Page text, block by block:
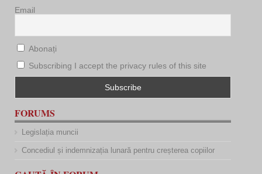
Email
Abonați
Subscribing I accept the privacy rules of this site
FORUMS
Legislația muncii
Concediul și indemnizația lunară pentru creșterea copiilor